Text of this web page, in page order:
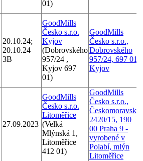
01)
20.10.24;
20.10.24
3B
GoodMills
Česko s.r.o.
Kyjov
(Dobrovského
957/24 ,
Kyjov 697
01)
GoodMills
Česko s.r.o.,
Dobrovského
957/24, 697 01
Kyjov
27.09.2023
GoodMills
Česko s.r.o.
Litoměřice
(Velká
Mlýnská 1,
Litoměřice
412 01)
GoodMills
Česko s.r.o.,
Českomoravská
2420/15, 190
00 Praha 9 -
vyrobené v
Polabí, mlýn
Litoměřice